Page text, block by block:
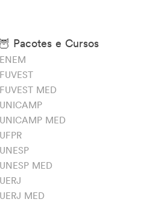
🦉 Pacotes e Cursos
ENEM
FUVEST
FUVEST MED
UNICAMP
UNICAMP MED
UFPR
UNESP
UNESP MED
UERJ
UERJ MED